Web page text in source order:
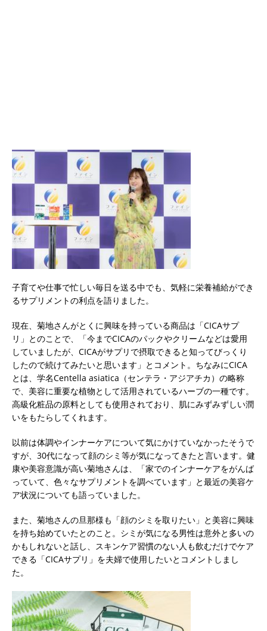
子育てや仕事で忙しい毎日を送る中でも、気軽に栄養補給ができ
るサプリメントの利点を語りました。
現在、菊地さんがとくに興味を持っている商品は「CICAサプ
リ」とのことで、「今までCICAのパックやクリームなどは愛用
していましたが、CICAがサプリで摂取できると知ってびっくり
したので続けてみたいと思います」とコメント。ちなみにCICA
とは、学名Centella asiatica（センテラ・アジアチカ）の略称
で、美容に重要な植物として活用されているハーブの一種です。
高級化粧品の原料としても使用されており、肌にみずみずしい潤
いをもたらしてくれます。
以前は体調やインナーケアについて気にかけていなかったそうで
すが、30代になって顔のシミ等が気になってきたと言います。健
康や美容意識が高い菊地さんは、「家でのインナーケアをがんば
っていて、色々なサプリメントを調べています」と最近の美容ケ
ア状況についても語っていました。
また、菊地さんの旦那様も「顔のシミを取りたい」と美容に興味
を持ち始めていたとのこと。シミが気になる男性は意外と多いの
かもしれないと話し、スキンケア習慣のない人も飲むだけでケア
できる「CICAサプリ」を夫婦で使用したいとコメントしまし
た。